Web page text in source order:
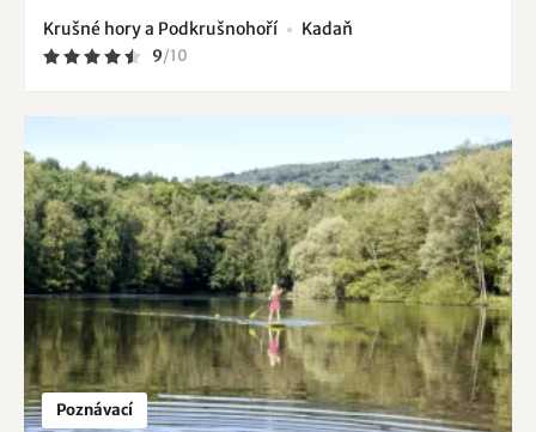
Krušné hory a Podkrušnohoří Kadaň
9/10
Poznávací